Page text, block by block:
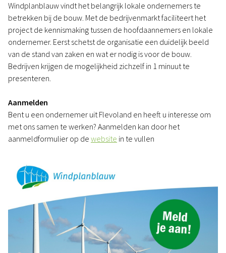
Windplanblauw vindt het belangrijk lokale ondernemers te
betrekken bij de bouw. Met de bedrijvenmarkt faciliteert het
project de kennismaking tussen de hoofdaannemers en lokale
ondernemer. Eerst schetst de organisatie een duidelijk beeld
van de stand van zaken en wat er nodig is voor de bouw.
Bedrijven krijgen de mogelijkheid zichzelf in 1 minuut te
presenteren.
Aanmelden
Bent u een ondernemer uit Flevoland en heeft u interesse om
met ons samen te werken? Aanmelden kan door het
aanmeldformulier op de website in te vullen